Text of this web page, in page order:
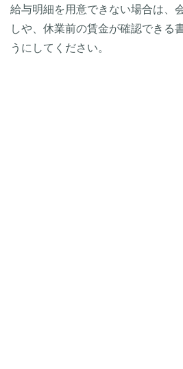
給与明細を用意できない場合は、
しや、休業前の賃金が確認できる
うにしてください。